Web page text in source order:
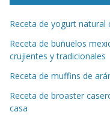
Receta de yogurt natural
Receta de buñuelos
crujientes y tradicionales
Receta de muffins de
Receta de broaster
casa